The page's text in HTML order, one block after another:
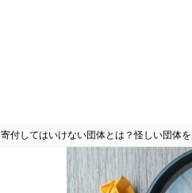
寄付してはいけない団体とは？怪しい団体